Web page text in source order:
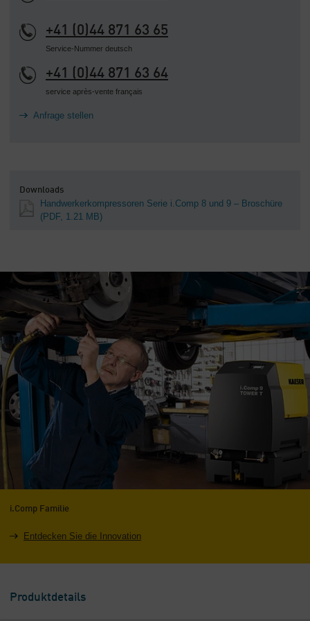
+41 (0)44 871 63 65
Service-Nummer deutsch
+41 (0)44 871 63 64
service après-vente français
Anfrage stellen
Downloads
Handwerkerkompressoren Serie i.Comp 8 und 9 – Broschüre
(PDF, 1.21 MB)
i.Comp Familie
Entdecken Sie die Innovation
Produktdetails